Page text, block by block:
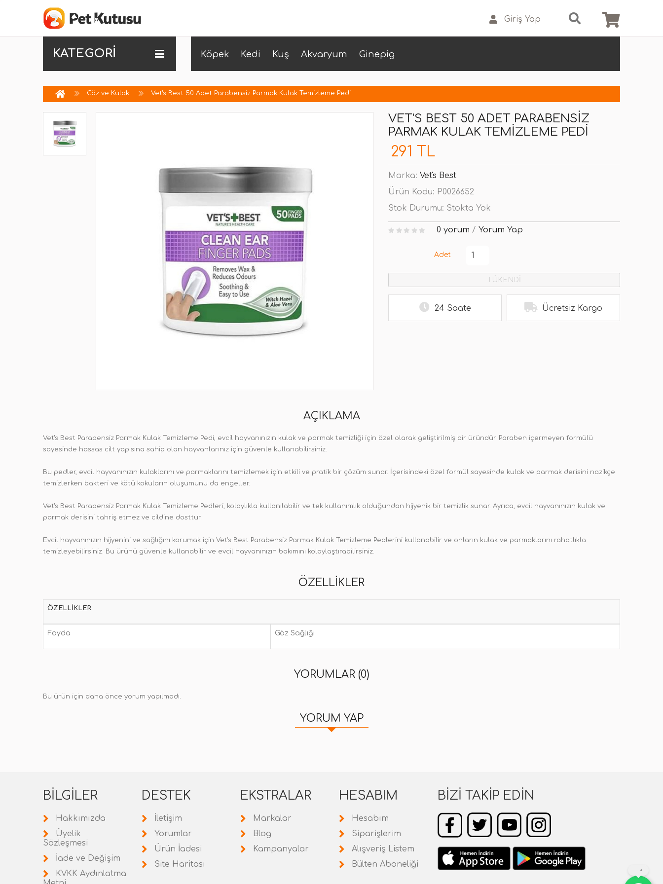
Giriş Yap
KATEGORİ Köpek Kedi Kuş Akvaryum Ginepig
Göz ve Kulak Vet's Best 50 Adet Parabensiz Parmak Kulak Temizleme Pedi
VET'S BEST 50 ADET PARABENSIZ
PARMAK KULAK TEMIZLEME PEDI
291 TL
Marka: Vet's Best
Ürün Kodu: P0026652
Stok Durumu: Stokta Yok
0 yorum / Yorum Yap
Adet
TÜKENDİ
24 Saate Ücretsiz Kargo
AÇIKLAMA
Vet's Best Parabensiz Parmak Kulak Temizleme Pedi, evcil hayvanınızın kulak ve parmak temizliği için özel olarak geliştirilmiş bir üründür. Paraben içermeyen formülü
sayesinde hassas cilt yapısına sahip olan hayvanlarınız için güvenle kullanabilirsiniz.
Bu pedler, evcil hayvanınızın kulaklarını ve parmaklarını temizlemek için etkili ve pratik bir çözüm sunar. İçerisindeki özel formül sayesinde kulak ve parmak derisini nazikçe
temizlerken bakteri ve kötü kokuların oluşumunu da engeller.
Vet's Best Parabensiz Parmak Kulak Temizleme Pedleri, kolaylıkla kullanılabilir ve tek kullanımlık olduğundan hijyenik bir temizlik sunar. Ayrıca, evcil hayvanınızın kulak ve
parmak derisini tahriş etmez ve cildine dosttur.
Evcil hayvanınızın hijyenini ve sağlığını korumak için Vet's Best Parabensiz Parmak Kulak Temizleme Pedlerini kullanabilir ve onların kulak ve parmaklarını rahatlıkla
temizleyebilirsiniz. Bu ürünü güvenle kullanabilir ve evcil hayvanınızın bakımını kolaylaştırabilirsiniz.
ÖZELLIKLER
ÖZELLIKLER
Fayda Göz Sağlığı
YORUMLAR (0)
Bu ürün için daha önce yorum yapılmadı.
YORUM YAP
BILGILER
Hakkımızda
Üyelik
Sözleşmesi
İade ve Değişim
KVKK Aydınlatma
DESTEK
İletişim
Yorumlar
Ürün İadesi
Site Haritası
EKSTRALAR
Markalar
Blog
Kampanyalar
HESABIM
Hesabım
Siparişlerim
Alışveriş Listem
Bülten Aboneliği
BIZI TAKIP EDIN